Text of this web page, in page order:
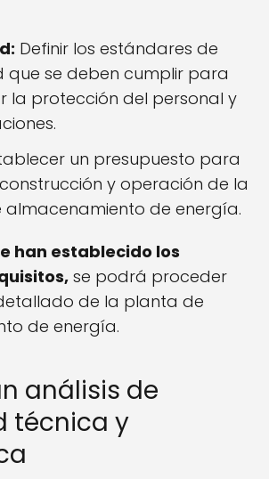
Definir los estándares de
que se deben cumplir para
la protección del personal y
un presupuesto para
y operación de la
de energía.
han establecido los
se podrá proceder
de la planta de
de energía.
análisis de
técnica y